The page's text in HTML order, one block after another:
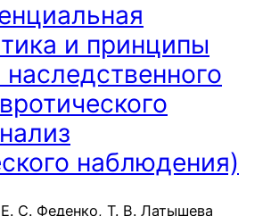
и принципы
наблюдения)
С. Феденко, Т. В. Латышева